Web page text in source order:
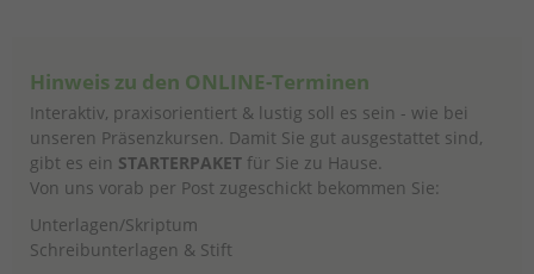
Hinweis zu den ONLINE-Terminen
Interaktiv, praxisorientiert & lustig soll es sein - wie bei
unseren Präsenzkursen. Damit Sie gut ausgestattet sind,
gibt es ein STARTERPAKET für Sie zu Hause.
Von uns vorab per Post zugeschickt bekommen Sie:
Unterlagen/Skriptum
Schreibunterlagen & Stift